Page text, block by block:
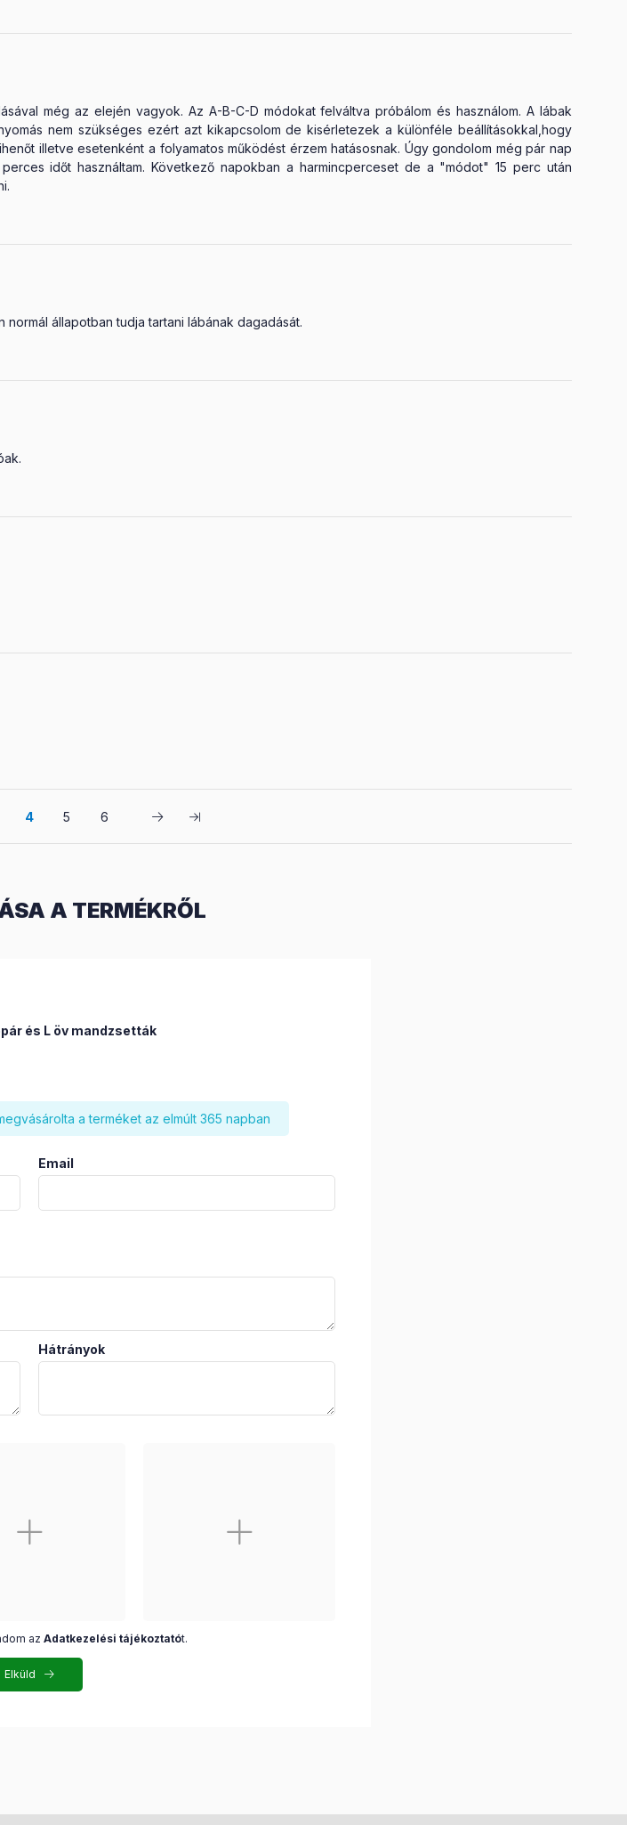
még az elején vagyok. Az A-B-C-D módokat felváltva próbálom és használom. A lábak
nem szükséges ezért azt kikapcsolom de kisérletezek a különféle beállításokkal,hogy
illetve esetenként a folyamatos működést érzem hatásosnak. Úgy gondolom még pár nap
időt használtam. Következő napokban a harmincperceset de a "módot" 15 perc után
állapotban tudja tartani lábának dagadását.
4 5 6
A TERMÉKRŐL
és L öv mandzsetták
a terméket az elmúlt 365 napban
Email
Hátrányok
az Adatkezelési tájékoztatót.
Elküld